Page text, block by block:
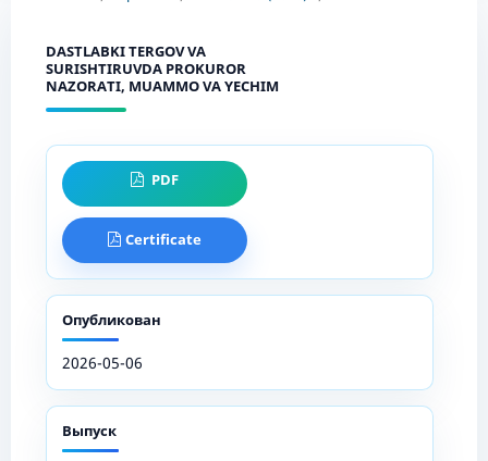
DASTLABKI TERGOV VA
SURISHTIRUVDA PROKUROR
NAZORATI, MUAMMO VA YECHIM
PDF
Certificate
Опубликован
2026-05-06
Выпуск